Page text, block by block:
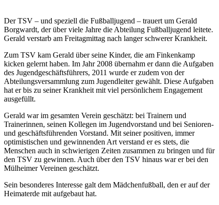
Der TSV – und speziell die Fußballjugend – trauert um Gerald
Borgwardt, der über viele Jahre die Abteilung Fußballjugend leitete.
Gerald verstarb am Freitagmittag nach langer schwerer Krankheit.
Zum TSV kam Gerald über seine Kinder, die am Finkenkamp
kicken gelernt haben. Im Jahr 2008 übernahm er dann die Aufgaben
des Jugendgeschäftsführers, 2011 wurde er zudem von der
Abteilungsversammlung zum Jugendleiter gewählt. Diese Aufgaben
hat er bis zu seiner Krankheit mit viel persönlichem Engagement
ausgefüllt.
Gerald war im gesamten Verein geschätzt: bei Trainern und
Trainerinnen, seinen Kollegen im Jugendvorstand und bei Senioren-
und geschäftsführenden Vorstand. Mit seiner positiven, immer
optimistischen und gewinnenden Art verstand er es stets, die
Menschen auch in schwierigen Zeiten zusammen zu bringen und für
den TSV zu gewinnen. Auch über den TSV hinaus war er bei den
Mülheimer Vereinen geschätzt.
Sein besonderes Interesse galt dem Mädchenfußball, den er auf der
Heimaterde mit aufgebaut hat.